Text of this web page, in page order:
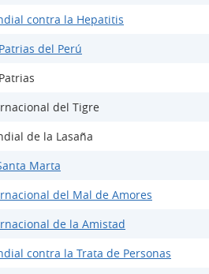
contra la Hepatitis
del Perú
del Tigre
de la Lasaña
Marta
del Mal de Amores
de la Amistad
contra la Trata de Personas